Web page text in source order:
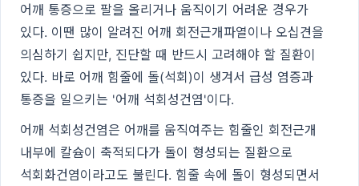
어깨 통증으로 팔을 올리거나 움직이기 어려운 경우가
있다. 이땐 많이 알려진 어깨 회전근개파열이나 오십견을
의심하기 쉽지만, 진단할 때 반드시 고려해야 할 질환이
있다. 바로 어깨 힘줄에 돌(석회)이 생겨서 급성 염증과
통증을 일으키는 '어깨 석회성건염'이다.
어깨 석회성건염은 어깨를 움직여주는 힘줄인 회전근개
내부에 칼슘이 축적되다가 돌이 형성되는 질환으로
석회화건염이라고도 불린다. 힘줄 속에 돌이 형성되면서